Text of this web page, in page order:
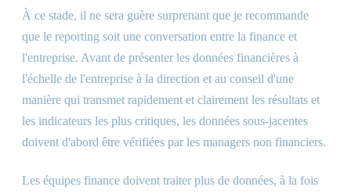
À ce stade, il ne sera guère surprenant que je recommande
que le reporting soit une conversation entre la finance et
l'entreprise. Avant de présenter les données financières à
l'échelle de l'entreprise à la direction et au conseil d'une
manière qui transmet rapidement et clairement les résultats et
les indicateurs les plus critiques, les données sous-jacentes
doivent d'abord être vérifiées par les managers non financiers.
Les équipes finance doivent traiter plus de données, à la fois